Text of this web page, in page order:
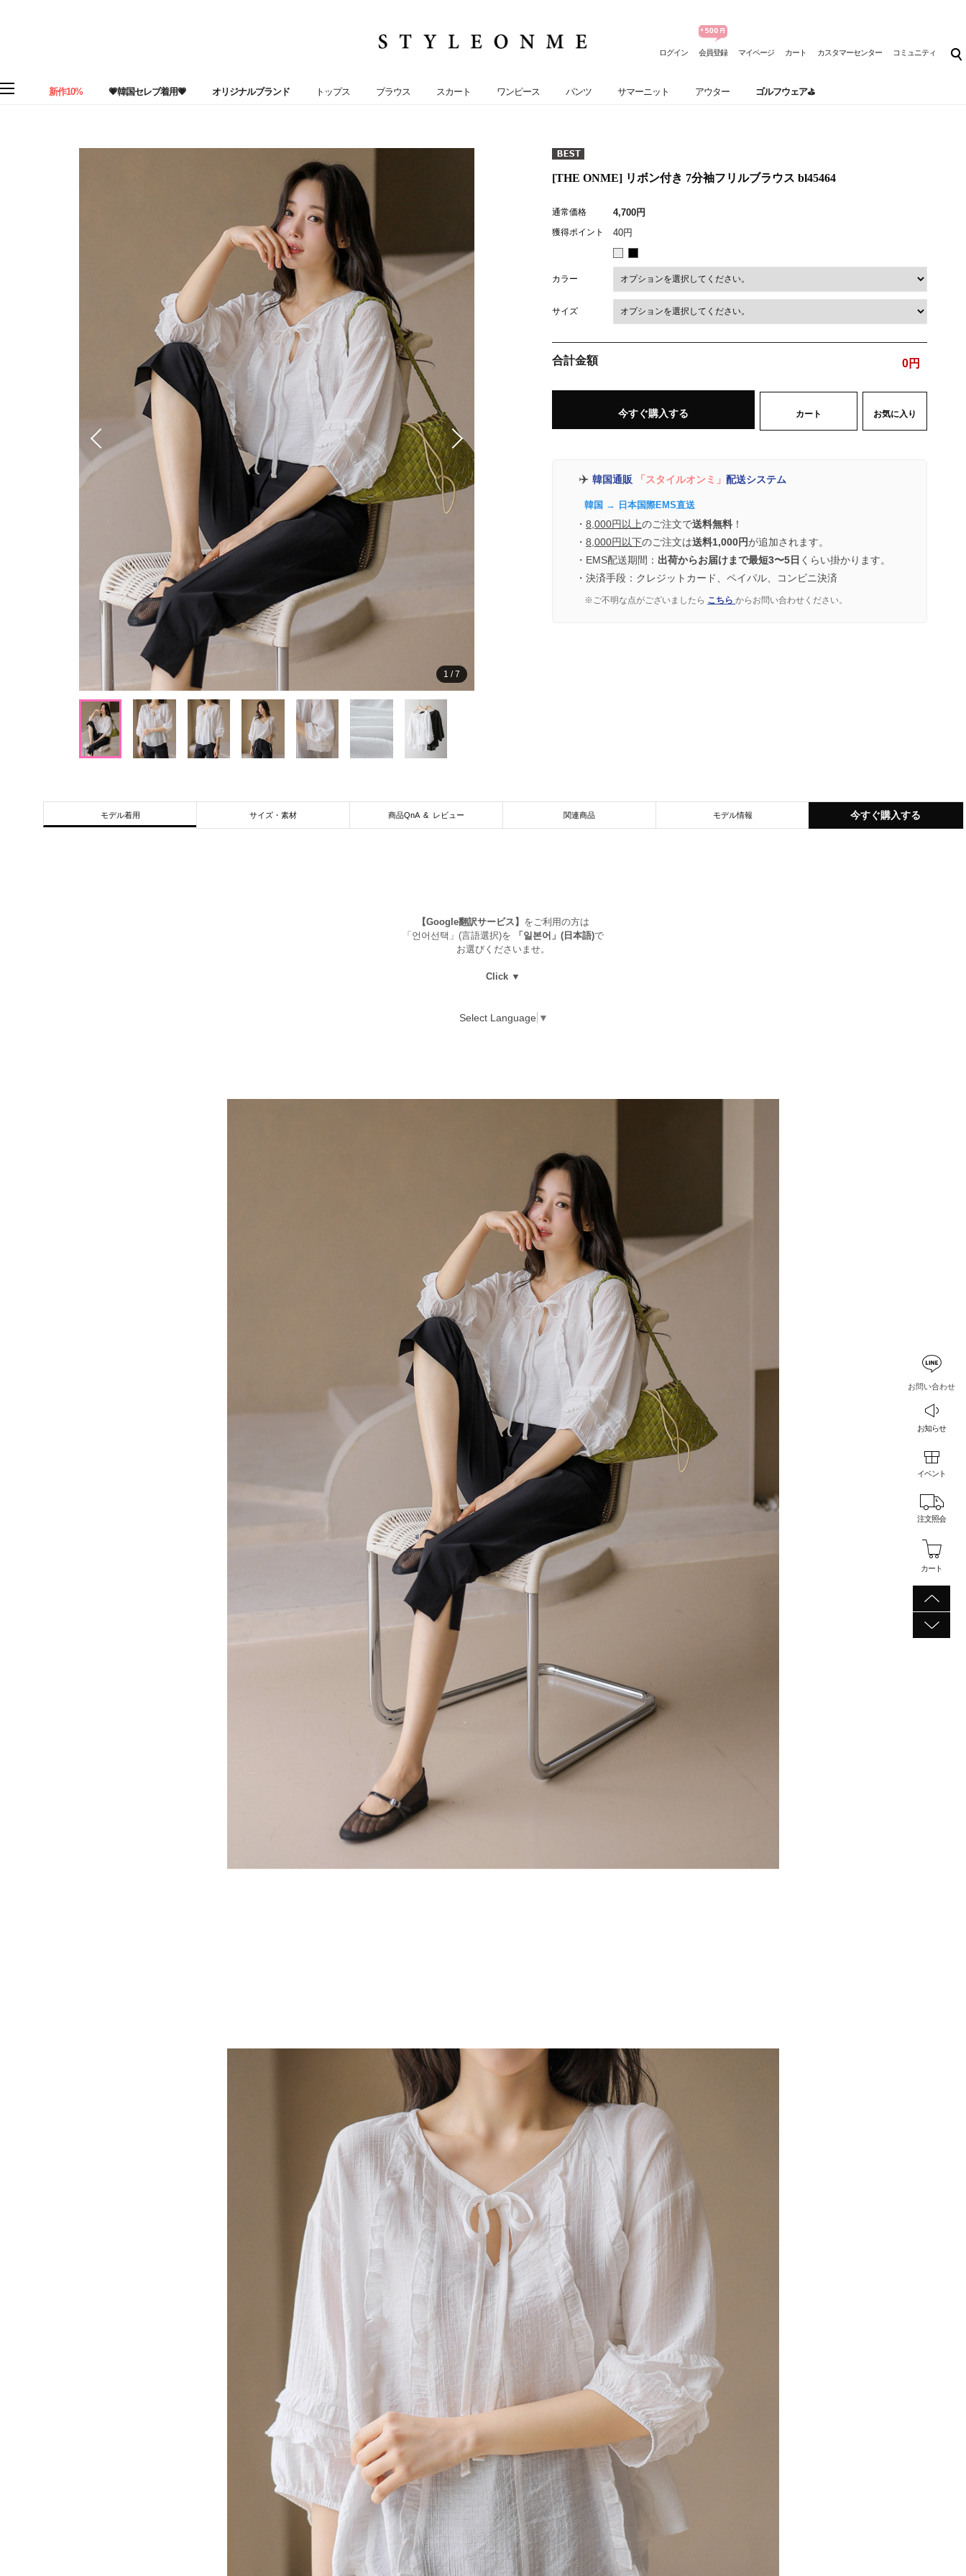
ログイン 会員登録 マイページ カート カスタマーセンター コミュニティ
新作10% 💗韓国セレブ着用💗 オリジナルブランド トップス ブラウス スカート ワンピース パンツ サマーニット アウター ゴルフウェア⛳
お問い合わせ
お知らせ
イベント
注文照会
カート
1 /7
[THE ONME] リボン付き 7分袖フリルブラウス bl45464
通常価格 4,700円
獲得ポイント 40円
カラー
サイズ
合計金額 0円
今すぐ購入する カート お気に入り
✈️ 韓国通販 「スタイルオンミ」 配送システム
韓国 → 日本国際EMS直送
・ 8,000円以上のご注文で送料無料 ！
・ 8,000円以下のご注文は送料1,000円が追加されます。
・EMS配送期間： 出荷からお届けまで最短3〜5日 くらい掛かります。
・決済手段：クレジットカード、ペイパル、コンビニ決済
※ご不明な点がございましたら こちら からお問い合わせください。
モデル着用 サイズ・素材 商品QnA & レビュー 関連商品 モデル情報 今すぐ購入する
【Google翻訳サービス】 をご利用の方は
「언어선택」(言語選択)を
「일본어」(日本語)で
お選びくださいませ。
Click ▼
Select Language ▼